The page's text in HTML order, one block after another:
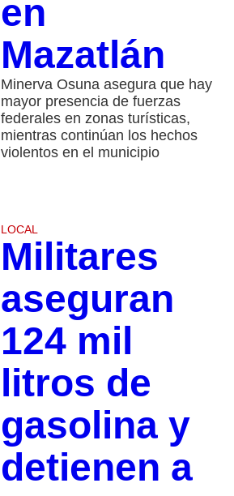
en
Mazatlán
Minerva Osuna asegura que hay
mayor presencia de fuerzas
federales en zonas turísticas,
mientras continúan los hechos
violentos en el municipio
LOCAL
Militares
aseguran
124 mil
litros de
gasolina y
detienen a